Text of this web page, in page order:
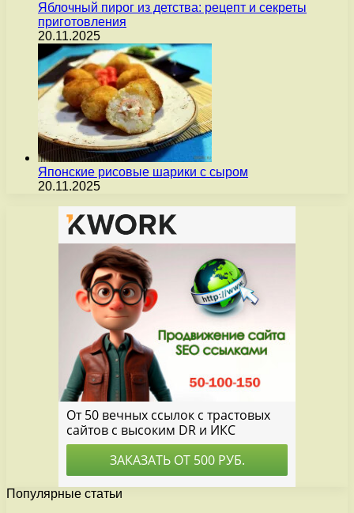
Яблочный пирог из детства: рецепт и секреты
приготовления
20.11.2025
Японские рисовые шарики с сыром
20.11.2025
Популярные статьи